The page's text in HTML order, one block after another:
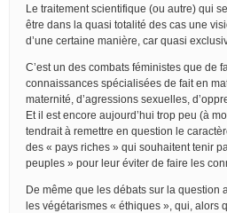
Le traitement scientifique (ou autre) qui
être dans la quasi totalité des cas une
d’une certaine manière, car quasi
C’est un des combats féministes que de
connaissances spécialisées de fait en
maternité, d’agressions sexuelles,
Et il est encore aujourd’hui trop peu (à
tendrait à remettre en question le
des « pays riches » qui souhaitent tenir
peuples » pour leur éviter de faire les
De même que les débats sur la question
les végétarismes « éthiques », qui, alors